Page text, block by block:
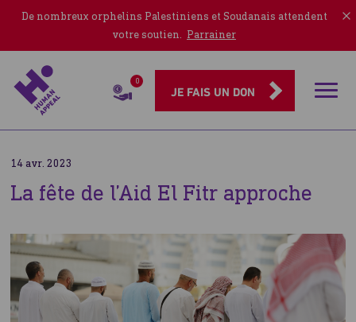
De nombreux orphelins Palestiniens et Soudanais attendent
votre soutien. Parrainer
0
JE FAIS UN DON
14 avr. 2023
La fête de l’Aid El Fitr approche